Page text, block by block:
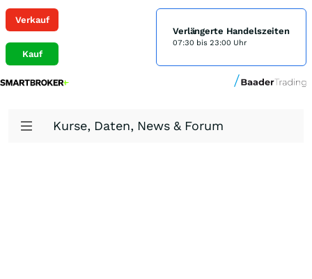
Verkauf
Kauf
Verlängerte Handelszeiten
07:30 bis 23:00 Uhr
Kurse, Daten, News & Forum